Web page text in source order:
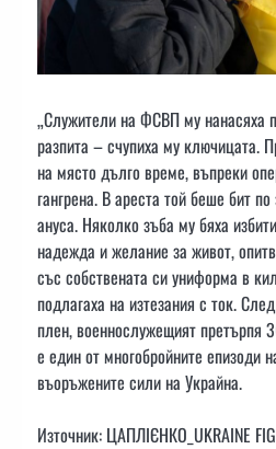
„Служители на ФСВП му нанасяха
разпита – счупиха му ключицата.
на място дълго време, въпреки
гангрена. В ареста той беше бит
ануса. Няколко зъба му бяха
надежда и желание за живот,
със собствената си униформа в
подлагаха на изтезания с ток.
плен, военнослужещият претърпя
е един от многобройните епизоди
въоръжените сили на Украйна.
Източник: ЦАПЛІЄНКО_UKRAINE